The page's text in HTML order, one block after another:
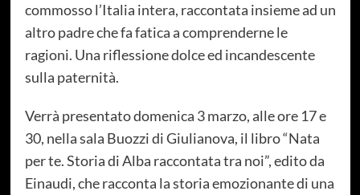
commosso l’Italia intera, raccontata insieme ad un
altro padre che fa fatica a comprenderne le
ragioni. Una riflessione dolce ed incandescente
sulla paternità.
Verrà presentato domenica 3 marzo, alle ore 17 e
30, nella sala Buozzi di Giulianova, il libro “Nata
per te. Storia di Alba raccontata tra noi”, edito da
Einaudi, che racconta la storia emozionante di una